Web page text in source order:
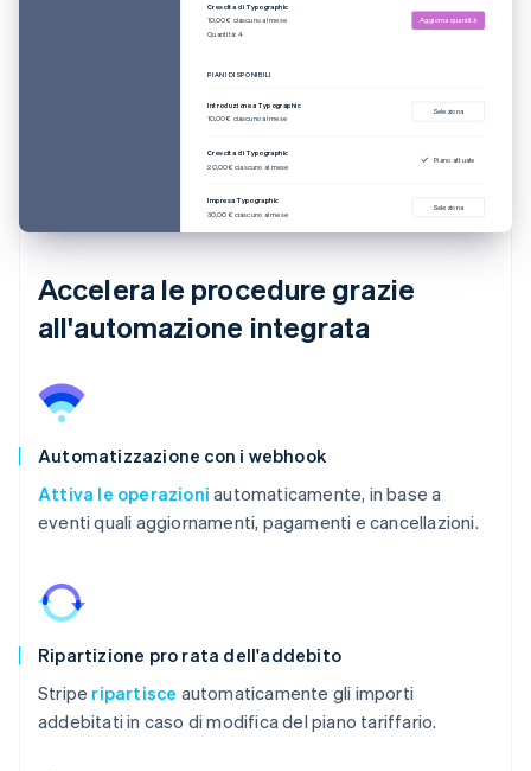
Crescita di Typographic
10,00 € ciascuno al mese
Quantità: 4
Aggiorna quantità
PIANI DISPONIBILI
Introduzione a Typographic
10,00 € ciascuno al mese
Seleziona
Crescita di Typographic
20,00 € ciascuno al mese
Piano attuale
Impresa Typographic
30,00 € ciascuno al mese
Seleziona
Accelera le procedure grazie
all'automazione integrata
Automatizzazione con i webhook
Attiva le operazioni automaticamente, in base a
eventi quali aggiornamenti, pagamenti e cancellazioni.
Ripartizione pro rata dell'addebito
Stripe ripartisce automaticamente gli importi
addebitati in caso di modifica del piano tariffario.